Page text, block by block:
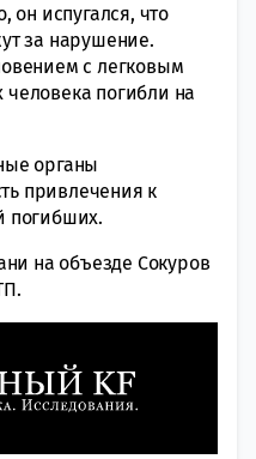
он испугался, что
за нарушение.
с легковым
погибли на
органы
привлечения к
погибших.
на объезде Сокуров